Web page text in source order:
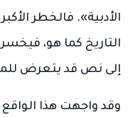
الأدبية». فالخطر
التاريخ كما هو، فيخسر
إلى نص قد يتعرض
وقد واجهت هذا